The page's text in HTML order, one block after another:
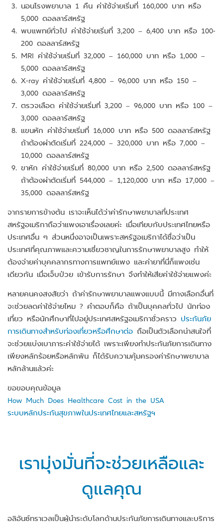
นอนโรงพยาบาล 1 คืน ค่าใช้จ่ายเริ่มที่ 160,000 บาท หรือ
5,000 ดอลลาร์สหรัฐ
พบแพทย์ทั่วไป ค่าใช้จ่ายเริ่มที่ 3,200 – 6,400 บาท หรือ 100-
200 ดอลลาร์สหรัฐ
MRI ค่าใช้จ่ายเริ่มที่ 32,000 – 160,000 บาท หรือ 1,000 –
5,000 ดอลลาร์สหรัฐ
X-ray ค่าใช้จ่ายเริ่มที่ 4,800 – 96,000 บาท หรือ 150 –
3,000 ดอลลาร์สหรัฐ
ตรวจเลือด ค่าใช้จ่ายเริ่มที่ 3,200 – 96,000 บาท หรือ 100 –
3,000 ดอลลาร์สหรัฐ
แขนหัก ค่าใช้จ่ายเริ่มที่ 16,000 บาท หรือ 500 ดอลลาร์สหรัฐ
ถ้าต้องผ่าตัดเริ่มที่ 224,000 – 320,000 บาท หรือ 7,000 –
10,000 ดอลลาร์สหรัฐ
ขาหัก ค่าใช้จ่ายเริ่มที่ 80,000 บาท หรือ 2,500 ดอลลาร์สหรัฐ
ถ้าต้องผ่าตัดเริ่มที่ 544,000 – 1,120,000 บาท หรือ 17,000 –
35,000 ดอลลาร์สหรัฐ
จากรายการข้างต้น เราจะเห็นได้ว่าค่ารักษาพยาบาลที่ประเทศ
สหรัฐอเมริกาถือว่าแพงเอาเรื่องเลยค่ะ เมื่อเทียบกับประเทศไทยหรือ
ประเทศอื่น ๆ ส่วนหนึ่งอาจเป็นเพราะสหรัฐอเมริกาได้ชื่อว่าเป็น
ประเทศที่คุณภาพและความเชี่ยวชาญในการรักษาพยาบาลสูง ทำให้
ต้องจ่ายค่าบุคคลากรทางการแพทย์แพง และค่ายาที่นี่ก็แพงเช่น
เดียวกัน เมื่อเจ็บป่วย เข้ารับการรักษา จึงทำให้เสียค่าใช้จ่ายแพงค่ะ
หลายคนคงสงสัยว่า ถ้าค่ารักษาพยาบาลแพงแบบนี้ มีทางเลือกอื่นที่
จะช่วยลดค่าใช้จ่ายไหม ? คำตอบก็คือ ถ้าเป็นบุคคลทั่วไป นักท่อง
เที่ยว หรือนักศึกษาที่ไปอยู่ประเทศสหรัฐอเมริกาชั่วคราว ประกันภัย
การเดินทางสำหรับท่องเที่ยวหรือศึกษาต่อ ถือเป็นตัวเลือกน่าสนใจที่
จะช่วยแบ่งเบาภาระค่าใช้จ่ายได้ เพราะเพียงทำประกันภัยการเดินทาง
เพียงหลักร้อยหรือหลักพัน ก็ได้รับความคุ้มครองค่ารักษาพยาบาล
หลักล้านแล้วค่ะ
ขอขอบคุณข้อมูล
How Much Does Healthcare Cost in the USA
ระบบหลักประกันสุขภาพในประเทศไทยและสหรัฐฯ
เรามุ่งมั่นที่จะช่วยเหลือและ
ดูแลคุณ
อลิอันซ์ทราเวลเป็นผู้นำระดับโลกด้านประกันภัยการเดินทางและบริการ